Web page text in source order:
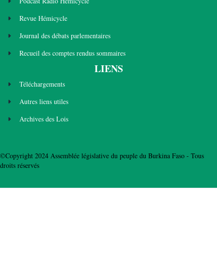
Revue Hémicycle
Journal des débats parlementaires
Recueil des comptes rendus sommaires
LIENS
Téléchargements
Autres liens utiles
Archives des Lois
©Copyright 2024 Assemblée législative du peuple du Burkina Faso - Tous
droits réservés